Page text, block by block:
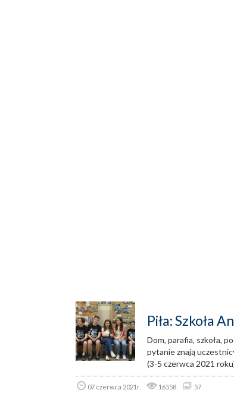
Piła: Szkoła
Dom, parafia, szkoła,
pytanie znają
(3-5 czerwca 2021
07 czerwca 2021r. 16558 57